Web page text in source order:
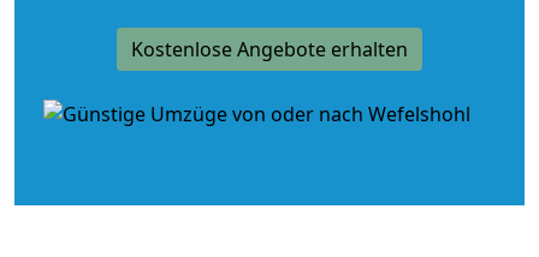
Kostenlose Angebote erhalten